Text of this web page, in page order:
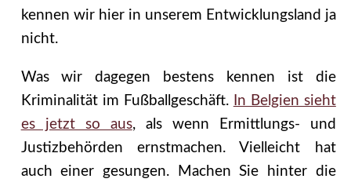
kennen wir hier in unserem Entwicklungsland ja
nicht.
Was wir dagegen bestens kennen ist die
Kriminalität im Fußballgeschäft.
In Belgien sieht
es jetzt so aus, als wenn Ermittlungs- und
Justizbehörden ernstmachen. Vielleicht hat
auch einer gesungen. Machen Sie hinter die